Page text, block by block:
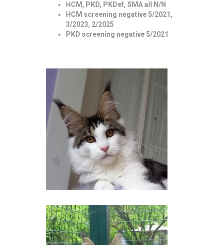
HCM, PKD, PKDef, SMA all N/N
HCM screening negative 5/2021,
3/2023, 2/2025
PKD screening negative 5/2021